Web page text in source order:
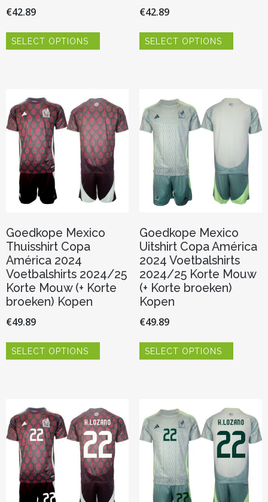
€42.89
SELECT OPTIONS
optie
kan
gekozen
worden
op
de
productpagina
€42.89
SELECT OPTIONS
optie
gekozen
worden
de
Goedkope Mexico
Thuisshirt Copa
América 2024
Voetbalshirts 2024/25
Korte Mouw (+ Korte
broeken) Kopen
€49.89
SELECT OPTIONS
optie
kan
gekozen
worden
op
de
productpagina
Goedkope Mexico
Uitshirt Copa América
2024 Voetbalshirts
2024/25 Korte Mouw
(+ Korte broeken)
Kopen
€49.89
SELECT OPTIONS
optie
kan
gekozen
worden
de